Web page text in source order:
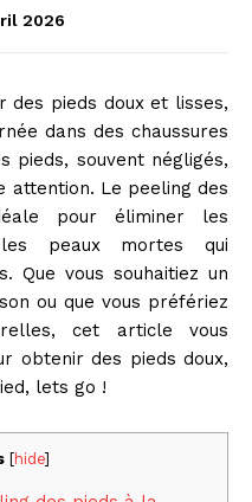
2026
des pieds doux et lisses,
dans des chaussures
pieds, souvent négligés,
Le peeling des
pour éliminer les
peaux mortes qui
Que vous souhaitiez un
ou que vous préfériez
cet article vous
obtenir des pieds doux,
lets go !
[hide]